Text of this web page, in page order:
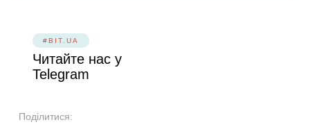
#BIT.UA
Читайте нас у
Telegram
Поділитися: